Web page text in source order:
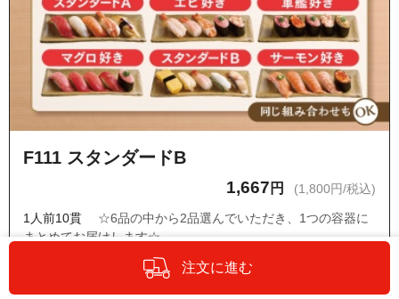
F111 スタンダードB
1,667 円 (1,800円/税込)
1人前10貫
☆6品の中から2品選んでいただき、1つの容器に
まとめてお届けします☆
玉子・ツブ貝・甘エビ・エンガワ・トロ炙り塩さば
・ネタの変更はできません。
・『オプションの設定・商品詳細へ』からもう1種類のお寿司
注文に進む